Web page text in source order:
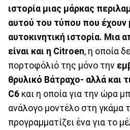
ιστορία μιας μάρκας
αυτού του τύπου που έχουν
αυτοκινητική ιστορία. Μια
είναι και η Citroen, η οποία
πορτοφόλιό της μόνο την
θρυλικό Βάτραχο- αλλά και
C6 και η οποία για την ώρα
ανάλογο μοντέλο στη γκάμα
προγραμματίζει ένα για το